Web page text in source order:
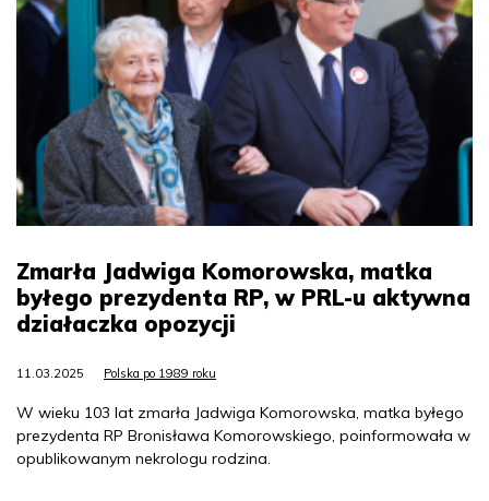
Zmarła Jadwiga Komorowska, matka
byłego prezydenta RP, w PRL-u aktywna
działaczka opozycji
11.03.2025 Polska po 1989 roku
W wieku 103 lat zmarła Jadwiga Komorowska, matka byłego
prezydenta RP Bronisława Komorowskiego, poinformowała w
opublikowanym nekrologu rodzina.